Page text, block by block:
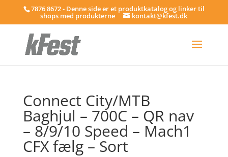
7876 8672 - Denne side er et produktkatalog og linker til
shops med produkterne kontakt@kfest.dk
Connect City/MTB
Baghjul – 700C – QR nav
– 8/9/10 Speed – Mach1
CFX fælg – Sort